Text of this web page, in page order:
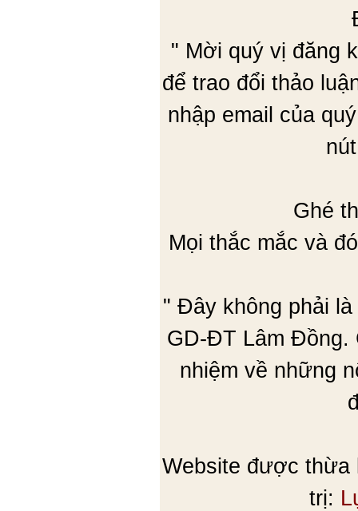
" Mời quý vị đăng
để trao đổi thảo
nhập email của
Ghé
Mọi thắc mắc và
" Đây không phải
GD-ĐT Lâm Đồng.
nhiệm về những
Website được
trị: